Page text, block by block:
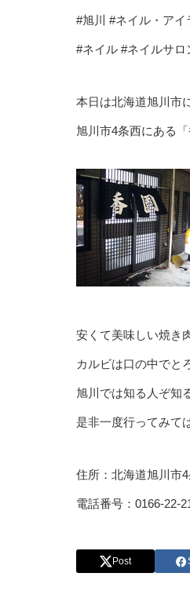
#旭川 #ネイル・ア
#ネイル #ネイルサ
本日は北海道旭川市
旭川市4条西にある「
安くて美味しい焼き
カルビは口の中でと
旭川では知る人ぞ知
是非一度行ってみて
住所：北海道旭川市
電話番号：0166-22-
Post